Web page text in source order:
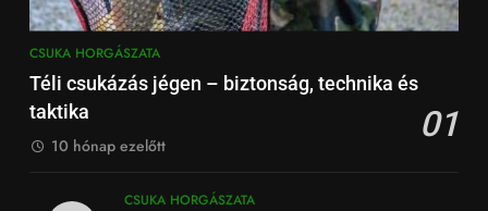
CSUKA HORGÁSZATA
Téli csukázás jégen – biztonság, technika és
taktika
01
10 hónap ezelőtt
CSUKA HORGÁSZATA